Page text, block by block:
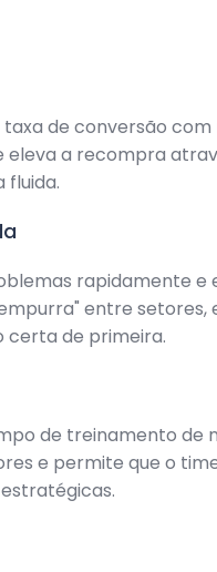
de conversão com
eleva a recompra
fluida.
rapidamente e
entre setores,
certa de primeira.
de treinamento de
e permite que o